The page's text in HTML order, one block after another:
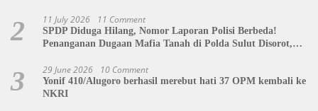
2 11 July 2026 11 Comment
SPDP Diduga Hilang, Nomor Laporan Polisi Berbeda!
Penanganan Dugaan Mafia Tanah di Polda Sulut Disorot,
3 29 June 2026 10 Comment
Yonif 410/Alugoro berhasil merebut hati 37 OPM kembali ke
NKRI